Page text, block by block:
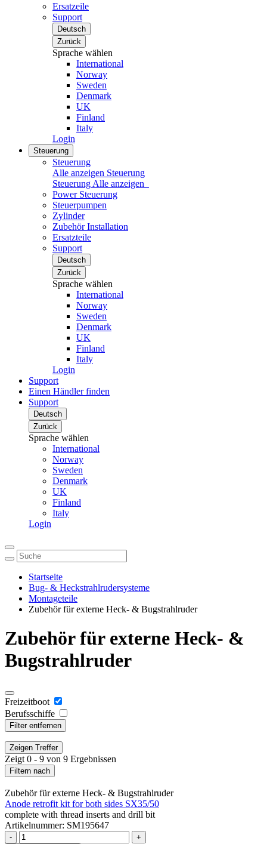
Ersatzeile
Support
Deutsch
Zurück
Sprache wählen
International
Norway
Sweden
Denmark
UK
Finland
Italy
Login
Steuerung
Steuerung
Alle anzeigen Steuerung
Steuerung Alle anzeigen
Power Steuerung
Steuerpumpen
Zylinder
Zubehör Installation
Ersatzteile
Support
Deutsch
Zurück
Sprache wählen
International
Norway
Sweden
Denmark
UK
Finland
Italy
Login
Support
Einen Händler finden
Support
Deutsch
Zurück
Sprache wählen
International
Norway
Sweden
Denmark
UK
Finland
Italy
Login
Startseite
Bug- & Heckstrahlrudersysteme
Montageteile
Zubehör für externe Heck- & Bugstrahlruder
Zubehör für externe Heck- &
Bugstrahlruder
Freizeitboot
Berufsschiffe
Filter entfernen
Zeigen Treffer
Zeigt 0 - 9 von 9 Ergebnissen
Filtern nach
Zubehör für externe Heck- & Bugstrahlruder
Anode retrofit kit for both sides SX35/50
complete with thread inserts and drill bit
Artikelnummer: SM195647
-
+